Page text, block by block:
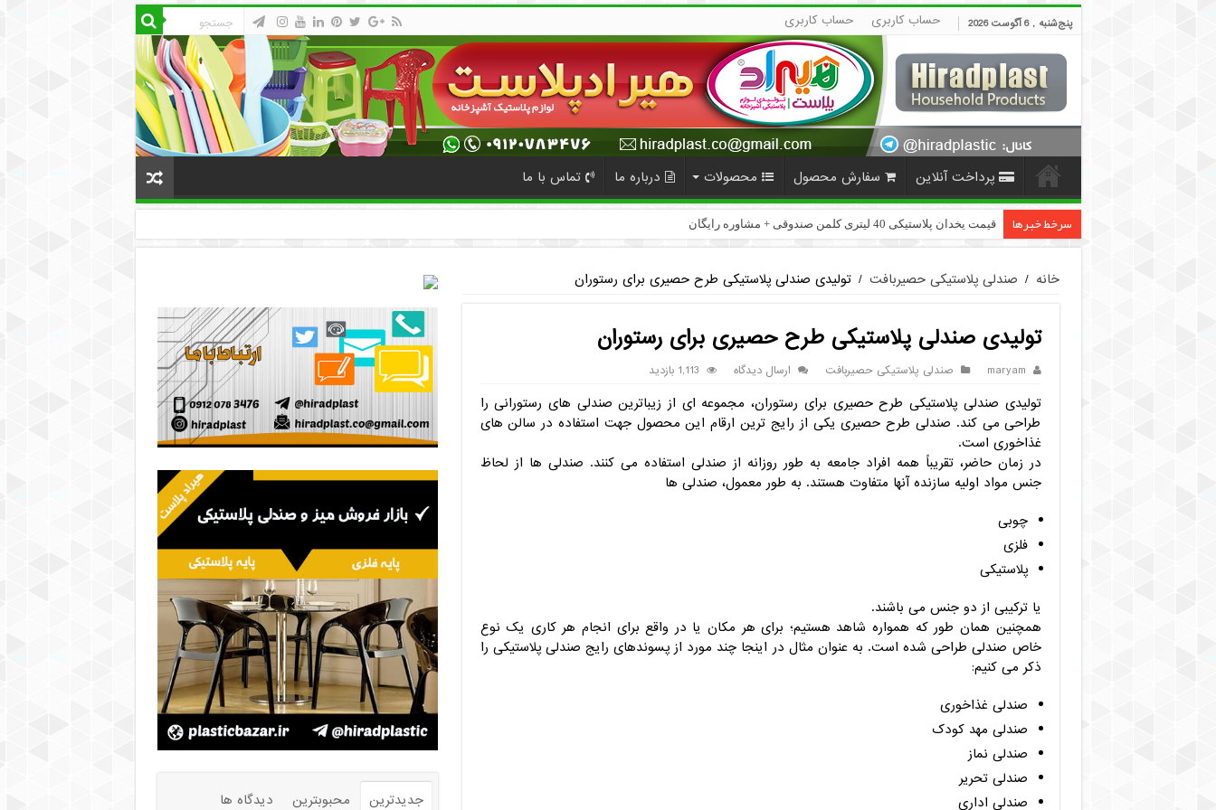
پنج‌شنبه , 6 آگوست 2026 حساب کاربری حساب کاربری
پرداخت آنلاین سفارش محصول محصولات درباره ما تماس با ما
سرخط خبرها سایت پلاسکو حراجی (Pri
خانه / صندلی پلاستیکی حصیربافت / تولیدی صندلی پلاستیکی طرح حصیری برای رستوران
تولیدی صندلی پلاستیکی طرح حصیری برای رستوران
maryam صندلی پلاستیکی حصیربافت ارسال دیدگاه 1,113 بازدید
تولیدی صندلی پلاستیکی طرح حصیری برای رستوران، مجموعه ای از زیباترین صندلی های رستورانی را
طراحی می کند. صندلی طرح حصیری یکی از رایج ترین ارقام این محصول جهت استفاده در سالن های
غذاخوری است.
در زمان حاضر، تقریباً همه افراد جامعه به طور روزانه از صندلی استفاده می کنند. صندلی ها از لحاظ
جنس مواد اولیه سازنده آنها متفاوت هستند. به طور معمول، صندلی ها
چوبی
فلزی
پلاستیکی
یا ترکیبی از دو جنس می باشند.
همچنین همان طور که همواره شاهد هستیم؛ برای هر مکان یا در واقع برای انجام هر کاری یک نوع
خاص صندلی طراحی شده است. به عنوان مثال در اینجا چند مورد از پسوندهای رایج صندلی پلاستیکی را
ذکر می کنیم:
صندلی غذاخوری
صندلی مهد کودک
صندلی نماز
صندلی تحریر
صندلی اداری
جدیدترین محبوبترین دیدگاه ها